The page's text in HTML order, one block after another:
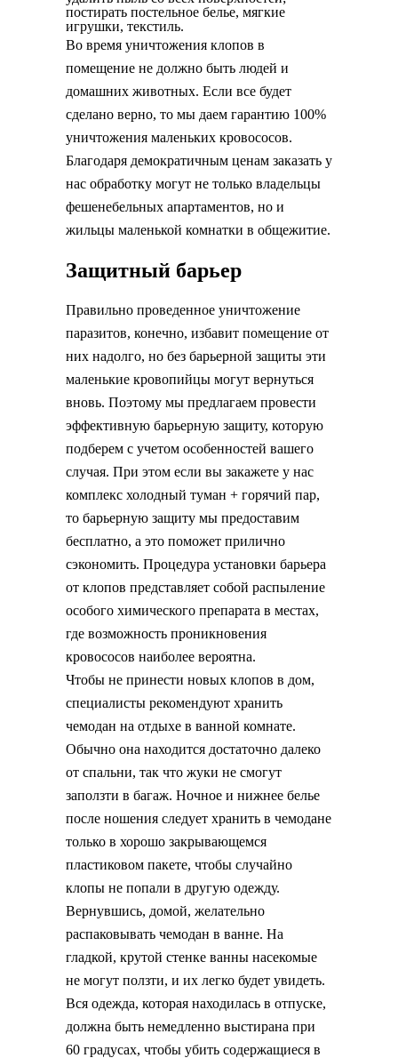
постирать постельное белье, мягкие
игрушки, текстиль.
Во время уничтожения клопов в
помещение не должно быть людей и
домашних животных. Если все будет
сделано верно, то мы даем гарантию 100%
уничтожения маленьких кровососов.
Благодаря демократичным ценам заказать у
нас обработку могут не только владельцы
фешенебельных апартаментов, но и
жильцы маленькой комнатки в общежитие.
Защитный барьер
Правильно проведенное уничтожение
паразитов, конечно, избавит помещение от
них надолго, но без барьерной защиты эти
маленькие кровопийцы могут вернуться
вновь. Поэтому мы предлагаем провести
эффективную барьерную защиту, которую
подберем с учетом особенностей вашего
случая. При этом если вы закажете у нас
комплекс холодный туман + горячий пар,
то барьерную защиту мы предоставим
бесплатно, а это поможет прилично
сэкономить. Процедура установки барьера
от клопов представляет собой распыление
особого химического препарата в местах,
где возможность проникновения
кровососов наиболее вероятна.
Чтобы не принести новых клопов в дом,
специалисты рекомендуют хранить
чемодан на отдыхе в ванной комнате.
Обычно она находится достаточно далеко
от спальни, так что жуки не смогут
заползти в багаж. Ночное и нижнее белье
после ношения следует хранить в чемодане
только в хорошо закрывающемся
пластиковом пакете, чтобы случайно
клопы не попали в другую одежду.
Вернувшись, домой, желательно
распаковывать чемодан в ванне. На
гладкой, крутой стенке ванны насекомые
не могут ползти, и их легко будет увидеть.
Вся одежда, которая находилась в отпуске,
должна быть немедленно выстирана при
60 градусах, чтобы убить содержащиеся в